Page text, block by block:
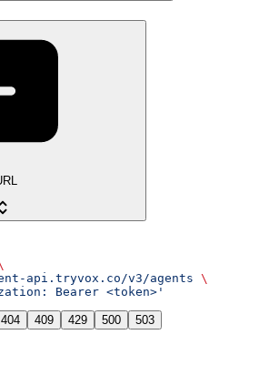
api.tryvox.co/v3/agents \
Bearer <token>'
404 409 429 500 503